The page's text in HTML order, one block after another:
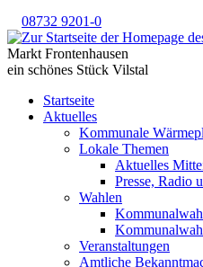
08732 9201-0
Markt Frontenhausen
ein schönes Stück Vilstal
Startseite
Aktuelles
Kommunale
Lokale Themen
Aktuelles
Presse, Radio
Wahlen
Veranstaltungen
Amtliche